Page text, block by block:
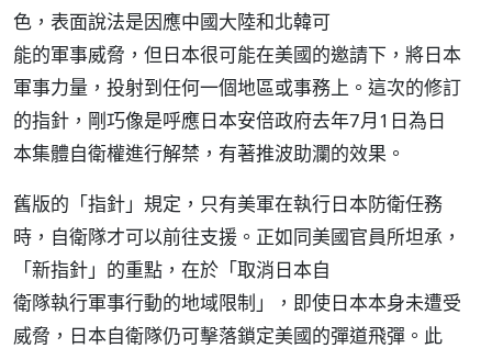
色，表面說法是因應中國大陸和北韓可
能的軍事威脅，但日本很可能在美國的邀請下，將日本
軍事力量，投射到任何一個地區或事務上。這次的修訂
的指針，剛巧像是呼應日本安倍政府去年7月1日為日
本集體自衛權進行解禁，有著推波助瀾的效果。
舊版的「指針」規定，只有美軍在執行日本防衛任務
時，自衛隊才可以前往支援。正如同美國官員所坦承，
「新指針」的重點，在於「取消日本自
衛隊執行軍事行動的地域限制」，即使日本本身未遭受
威脅，日本自衛隊仍可擊落鎖定美國的彈道飛彈。此